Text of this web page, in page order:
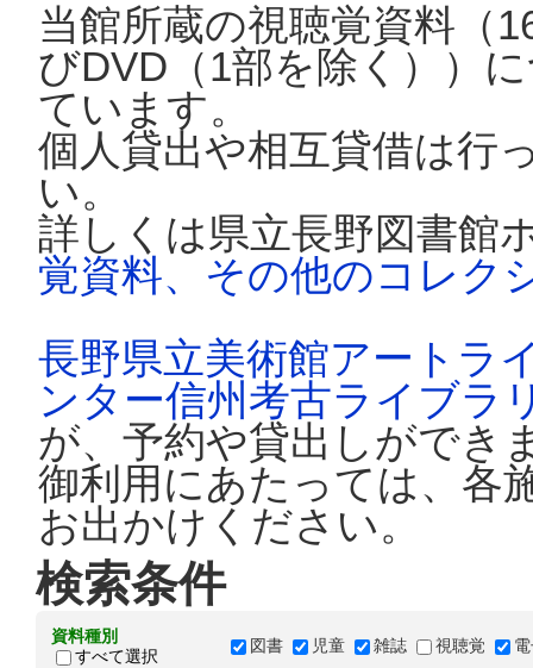
当館所蔵の視聴覚資料（
びDVD（1部を除く））
ています。
個人貸出や相互貸借は行
い。
詳しくは県立長野図書館
覚資料、その他のコレク
長野県立美術館アートラ
ンター信州考古ライブラ
が、予約や貸出しができ
御利用にあたっては、各
お出かけください。
検索条件
資料種別
すべて選択
図書 児童 雑誌 視聴覚